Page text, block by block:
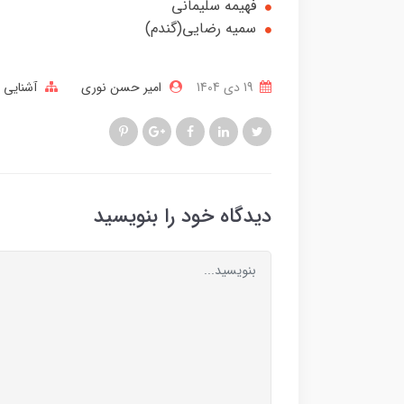
فهیمه سلیمانی
سمیه رضایی(گندم)
امیر حسن نوری
دیدگاه خود را بنویسید